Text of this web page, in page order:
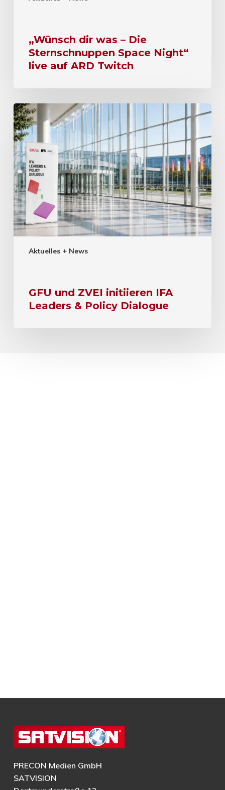
„Wünsch dir was – Die
Sternschnuppen Space Night“
live auf ARD Twitch
Aktuelles + News
GFU und ZVEI initiieren IFA
Leaders & Policy Dialogue
PRECON Medien GmbH
SATVISION